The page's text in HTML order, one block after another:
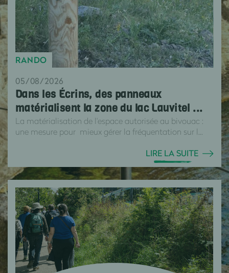
RANDO
05/08/2026
Dans les Écrins, des panneaux
matérialisent la zone du lac Lauvitel ...
La matérialisation de l'espace autorisée au bivouac :
une mesure pour mieux gérer la fréquentation sur l...
LIRE LA SUITE